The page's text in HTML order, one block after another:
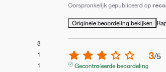
3
1
1
Oorspronkelijk gepubliceerd op
Originele beoordeling bekijken
3/5
Gecontroleerde beoordeling